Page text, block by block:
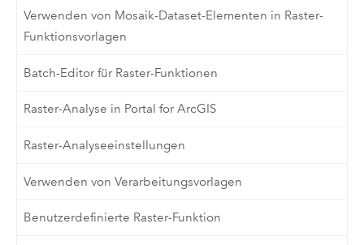
Verwenden von Mosaik-Dataset-Elementen in Raster-
Funktionsvorlagen
Batch-Editor für Raster-Funktionen
Raster-Analyse in Portal for ArcGIS
Raster-Analyseeinstellungen
Verwenden von Verarbeitungsvorlagen
Benutzerdefinierte Raster-Funktion